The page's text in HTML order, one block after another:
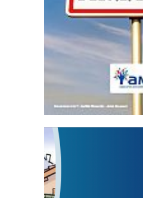
Statut de l’élu local
3 avril 2024
Mise à jour avril 2024
FEUILLETER